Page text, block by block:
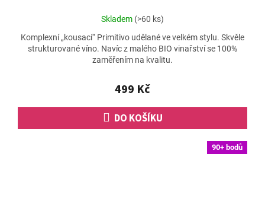
Průměrné
produktu
je
5,0
5
hvězdiček.
Skladem (>60 ks)
499 Kč
DO KOŠÍKU
Komplexní „kousací“ Primitivo udělané ve velkém stylu. Skvěle
strukturované víno. Navíc z malého BIO vinařství se 100%
zaměřením na kvalitu.
90+ bodů